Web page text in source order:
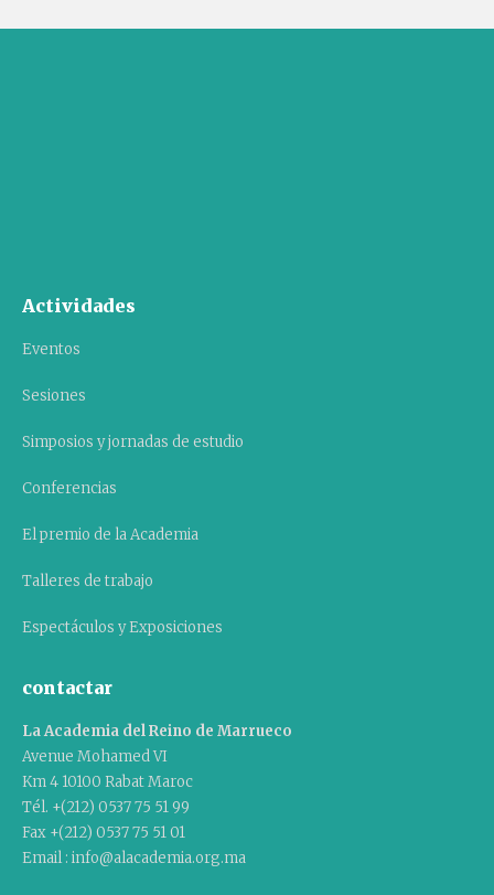
Actividades
Eventos
Sesiones
Simposios y jornadas de estudio
Conferencias
El premio de la Academia
Talleres de trabajo
Espectáculos y Exposiciones
contactar
La Academia del Reino de Marrueco
Avenue Mohamed VI
Km 4 10100 Rabat Maroc
Tél. +(212) 0537 75 51 99
Fax +(212) 0537 75 51 01
Email : info@alacademia.org.ma